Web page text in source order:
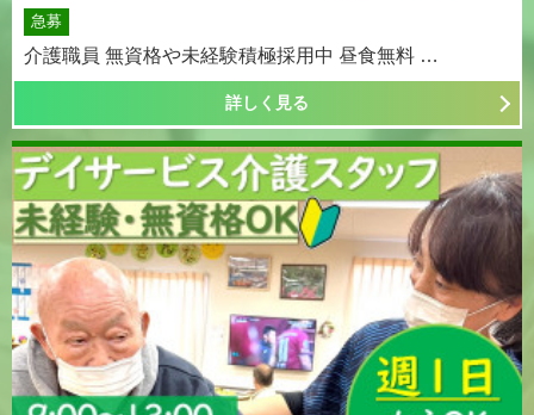
急募
介護職員 無資格や未経験積極採用中 昼食無料 …
詳しく見る